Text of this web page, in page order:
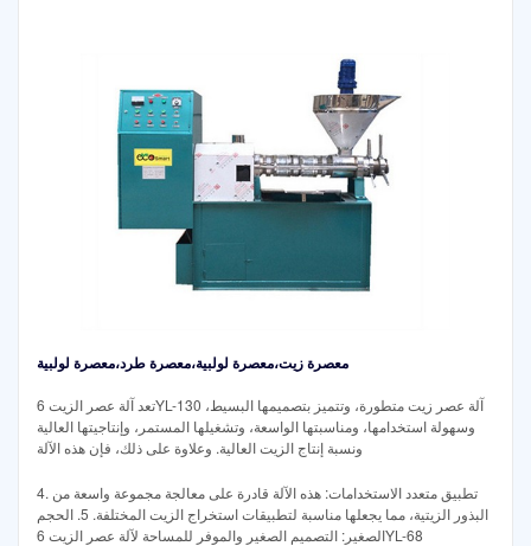
معصرة زيت،معصرة لولبية،معصرة طرد،معصرة لولبية
تعد آلة عصر الزيت 6YL-130 آلة عصر زيت متطورة، وتتميز بتصميمها البسيط،
وسهولة استخدامها، ومناسبتها الواسعة، وتشغيلها المستمر، وإنتاجيتها العالية
ونسبة إنتاج الزيت العالية. وعلاوة على ذلك، فإن هذه الآلة
4. تطبيق متعدد الاستخدامات: هذه الآلة قادرة على معالجة مجموعة واسعة من
البذور الزيتية، مما يجعلها مناسبة لتطبيقات استخراج الزيت المختلفة. 5. الحجم
الصغير: التصميم الصغير والموفر للمساحة لآلة عصر الزيت 6YL-68